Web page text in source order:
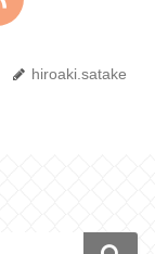
hiroaki.satake